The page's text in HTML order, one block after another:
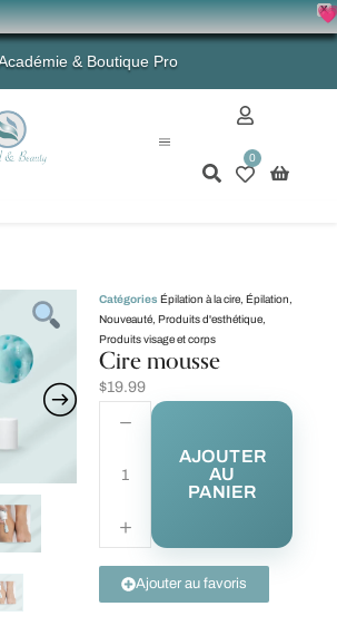
X
💗 -
& Boutique Pro
0
Catégories Épilation à la cire Épilation
Nouveauté Produits d'esthétique
Produits visage et corps
Cire mousse
$19.99
AJOUTER
AU
PANIER
Ajouter au favoris